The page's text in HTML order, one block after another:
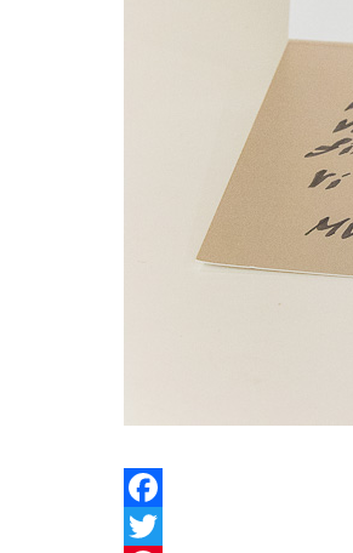
Facebook